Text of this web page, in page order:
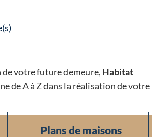
votre future demeure, Habitat
de A à Z dans la réalisation de votre
Plans de maisons